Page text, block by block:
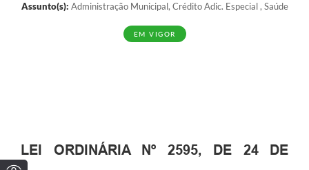
Assunto(s): Administração Municipal, Crédito Adic. Especial , Saúde
EM VIGOR
LEI ORDINÁRIA Nº 2595, DE 24 DE